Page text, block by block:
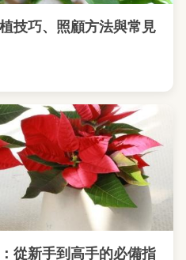
技巧、照顧方法與常見
從新手到高手的必備指